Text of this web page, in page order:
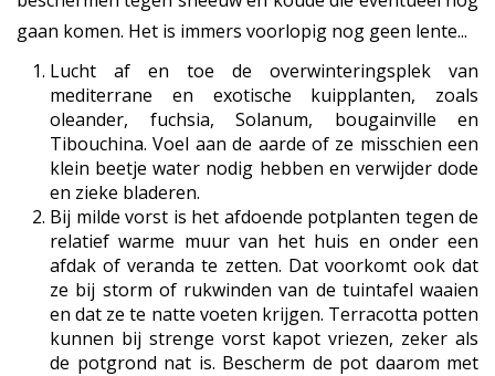
gaan komen. Het is immers voorlopig nog geen lente...
Lucht af en toe de overwinteringsplek van
mediterrane en exotische kuipplanten, zoals
oleander, fuchsia, Solanum, bougainville en
Tibouchina. Voel aan de aarde of ze misschien een
klein beetje water nodig hebben en verwijder dode
en zieke bladeren.
Bij milde vorst is het afdoende potplanten tegen de
relatief warme muur van het huis en onder een
afdak of veranda te zetten. Dat voorkomt ook dat
ze bij storm of rukwinden van de tuintafel waaien
en dat ze te natte voeten krijgen. Terracotta potten
kunnen bij strenge vorst kapot vriezen, zeker als
de potgrond nat is. Bescherm de pot daarom met